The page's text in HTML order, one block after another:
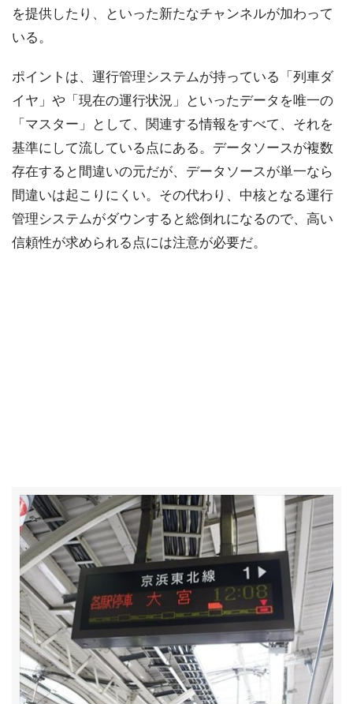
を提供したり、といった新たなチャンネルが加わって
いる。
ポイントは、運行管理システムが持っている「列車ダ
イヤ」や「現在の運行状況」といったデータを唯一の
「マスター」として、関連する情報をすべて、それを
基準にして流している点にある。データソースが複数
存在すると間違いの元だが、データソースが単一なら
間違いは起こりにくい。その代わり、中核となる運行
管理システムがダウンすると総倒れになるので、高い
信頼性が求められる点には注意が必要だ。